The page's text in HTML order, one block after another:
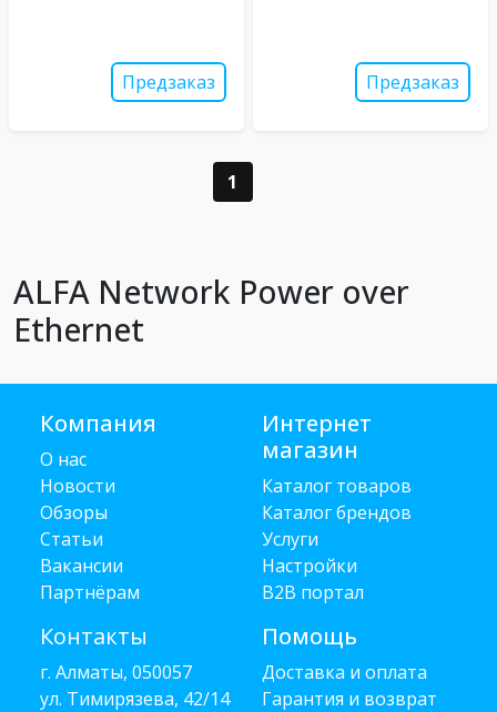
Предзаказ Предзаказ
1
ALFA Network Power over
Ethernet
Компания
О нас
Новости
Обзоры
Статьи
Вакансии
Партнёрам
Контакты
г. Алматы, 050057
ул. Тимирязева, 42/14
Интернет
магазин
Каталог товаров
Каталог брендов
Услуги
Настройки
B2B портал
Помощь
Доставка и оплата
Гарантия и возврат